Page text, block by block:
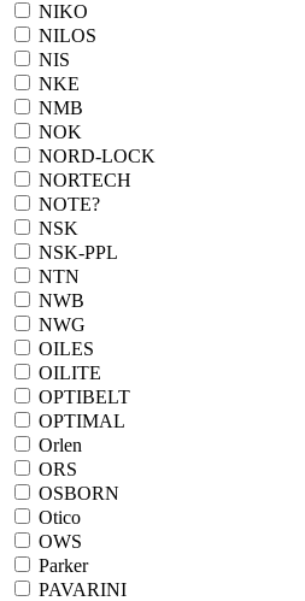
NIKO
NILOS
NIS
NKE
NMB
NOK
NORD-LOCK
NORTECH
NOTE?
NSK
NSK-PPL
NTN
NWB
NWG
OILES
OILITE
OPTIBELT
OPTIMAL
Orlen
ORS
OSBORN
Otico
OWS
Parker
PAVARINI